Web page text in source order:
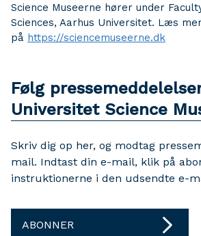
Science Museerne hører under
Sciences, Aarhus Universitet. Læs
på https://sciencemuseerne.dk
Følg
Universitet Science
Skriv dig op her, og modtag
mail. Indtast din e-mail, klik på
instruktionerne i den udsendte e-
ABONNER